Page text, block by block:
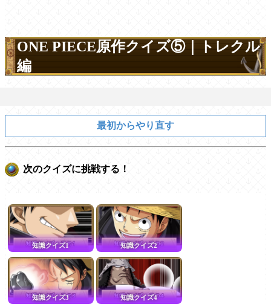
ONE PIECE原作クイズ⑤｜トレクル
編
最初からやり直す
次のクイズに挑戦する！
知識クイズ1 知識クイズ2
知識クイズ3 知識クイズ4